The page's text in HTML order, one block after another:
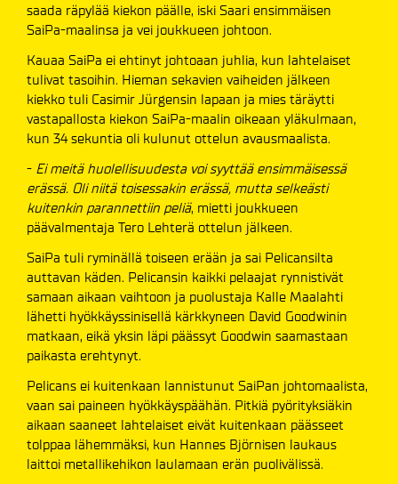
saada räpylää kiekon päälle, iski Saari ensimmäisen
SaiPa-maalinsa ja vei joukkueen johtoon.
Kauaa SaiPa ei ehtinyt johtoaan juhlia, kun lahtelaiset
tulivat tasoihin. Hieman sekavien vaiheiden jälkeen
kiekko tuli Casimir Jürgensin lapaan ja mies täräytti
vastapallosta kiekon SaiPa-maalin oikeaan yläkulmaan,
kun 34 sekuntia oli kulunut ottelun avausmaalista.
- Ei meitä huolellisuudesta voi syyttää ensimmäisessä
erässä. Oli niitä toisessakin erässä, mutta selkeästi
kuitenkin parannettiin peliä, mietti joukkueen
päävalmentaja Tero Lehterä ottelun jälkeen.
SaiPa tuli ryminällä toiseen erään ja sai Pelicansilta
auttavan käden. Pelicansin kaikki pelaajat rynnistivät
samaan aikaan vaihtoon ja puolustaja Kalle Maalahti
lähetti hyökkäyssinisellä kärkkyneen David Goodwinin
matkaan, eikä yksin läpi päässyt Goodwin saamastaan
paikasta erehtynyt.
Pelicans ei kuitenkaan lannistunut SaiPan johtomaalista,
vaan sai paineen hyökkäyspäähän. Pitkiä pyörityksiäkin
aikaan saaneet lahtelaiset eivät kuitenkaan päässeet
tolppaa lähemmäksi, kun Hannes Björnisen laukaus
laittoi metallikehikon laulamaan erän puolivälissä.